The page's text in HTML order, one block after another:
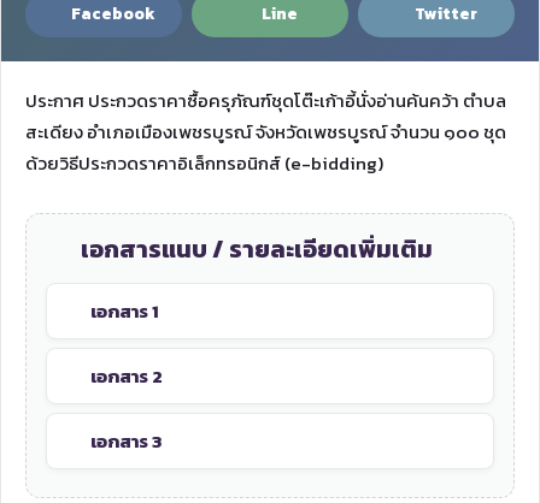
Facebook Line Twitter
ประกาศ ประกวดราคาซื้อครุภัณฑ์ชุดโต๊ะเก้าอี้นั่งอ่านค้นคว้า ตำบล
สะเดียง อำเภอเมืองเพชรบูรณ์ จังหวัดเพชรบูรณ์ จำนวน ๑๐๐ ชุด
ด้วยวิธีประกวดราคาอิเล็กทรอนิกส์ (e-bidding)
เอกสารแนบ / รายละเอียดเพิ่มเติม
เอกสาร 1
เอกสาร 2
เอกสาร 3